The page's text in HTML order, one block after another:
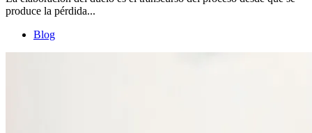
produce la pérdida...
Blog